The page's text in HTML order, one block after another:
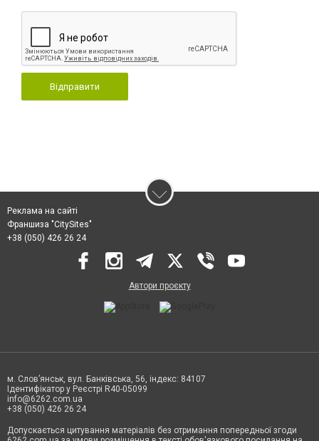
Відправити
Реклама на сайті
Франшиза "CitySites"
+38 (050) 426 26 24
Автори проєкту
м. Слов’янськ, вул. Банківська, 56, індекс: 84107
Ідентифікатор у Реєстрі R40-05099
info@6262.com.ua
+38 (050) 426 26 24
Допускається цитування матеріалів без отримання попередньої згоди